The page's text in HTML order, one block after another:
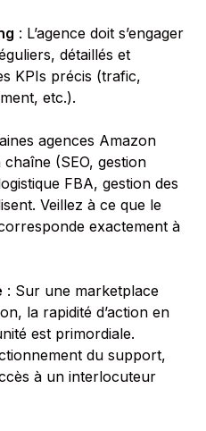
: L’agence doit s’engager
détaillés et
KPIs précis (trafic,
etc.).
agences Amazon
(SEO, gestion
FBA, gestion des
Veillez à ce que le
exactement à
: Sur une marketplace
la rapidité d’action en
est primordiale.
du support,
à un interlocuteur